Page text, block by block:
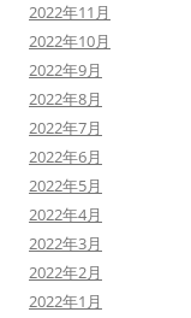
2022年11月
2022年10月
2022年9月
2022年8月
2022年7月
2022年6月
2022年5月
2022年4月
2022年3月
2022年2月
2022年1月